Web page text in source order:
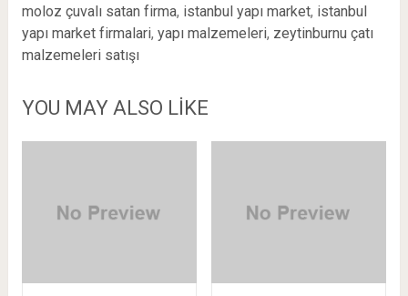
moloz çuvalı satan firma, istanbul yapı market, istanbul
yapı market firmalari, yapı malzemeleri, zeytinburnu çatı
malzemeleri satışı
YOU MAY ALSO LIKE